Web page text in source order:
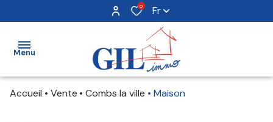
0 Fr
Menu
Accueil Vente Combs la ville Maison